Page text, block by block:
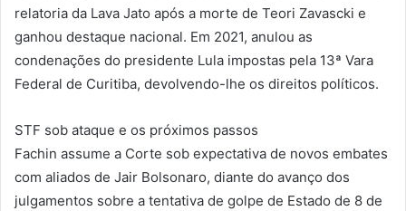
relatoria da Lava Jato após a morte de Teori Zavascki e
ganhou destaque nacional. Em 2021, anulou as
condenações do presidente Lula impostas pela 13ª Vara
Federal de Curitiba, devolvendo-lhe os direitos políticos.
STF sob ataque e os próximos passos
Fachin assume a Corte sob expectativa de novos embates
com aliados de Jair Bolsonaro, diante do avanço dos
julgamentos sobre a tentativa de golpe de Estado de 8 de